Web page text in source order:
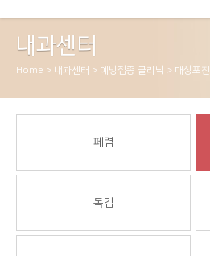
내과센터
Home > 내과센터 > 예방접종 클리닉 > 대상포진
페렴
독감